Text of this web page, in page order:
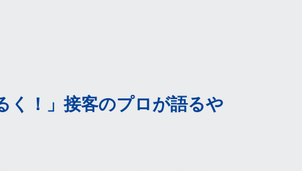
く！」接客のプロが語るや